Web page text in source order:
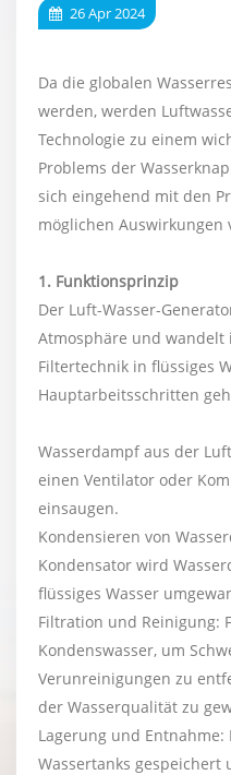
26 Apr 2024
Da die globalen
werden, werden
Technologie zu einem
Problems der
sich eingehend mit den
möglichen Auswirkungen
1. Funktionsprinzip
Der Luft-Wasser-
Atmosphäre und
Filtertechnik in flüssiges
Hauptarbeitsschritten
Wasserdampf aus der
einen Ventilator oder
einsaugen.
Kondensieren von
Kondensator wird
flüssiges Wasser
Filtration und Reinigung:
Kondenswasser, um
Verunreinigungen zu
der Wasserqualität zu
Lagerung und
Wassertanks gespeichert